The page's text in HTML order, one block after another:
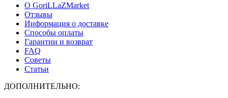
О GoriLLaZMarket
Отзывы
Информация о доставке
Способы оплаты
Гарантии и возврат
FAQ
Советы
Статьи
ДОПОЛНИТЕЛЬНО: